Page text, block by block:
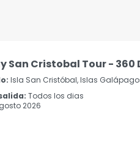
San Cristobal Tour - 360
Isla San Cristóbal, Islas
Todos los dias
2026